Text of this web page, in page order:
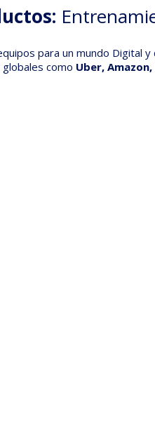
para un mundo Digital
globales como Uber,